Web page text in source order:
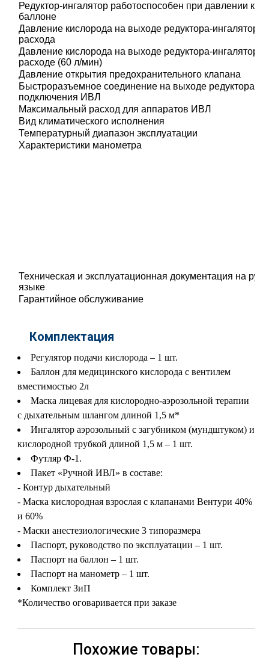
Редуктор-ингалятор работоспособен при давлении
баллоне
Давление кислорода на выходе редуктора-ингалятора
расхода
Давление кислорода на выходе редуктора-ингалятора
расходе (60 л/мин)
Давление открытия предохранительного клапана
Быстроразъемное соединение на выходе редуктора
подключения ИВЛ
Максимальный расход для аппаратов ИВЛ
Вид климатического исполнения
Температурный диапазон эксплуатации
Характеристики манометра
Техническая и эксплуатационная документация на
языке
Гарантийное обслуживание
Комплектация
Регулятор подачи кислорода – 1 шт.
Баллон для медицинского кислорода с вентилем
вместимостью 2л
Маска лицевая для кислородно-аэрозольной терапии
с дыхательным шлангом длиной 1,5 м*
Ингалятор аэрозольный с загубником (мундштуком) и
кислородной трубкой длиной 1,5 м – 1 шт.
Футляр Ф-1.
Пакет «Ручной ИВЛ» в составе:
- Контур дыхательный
- Маска кислородная взрослая с клапанами Вентури 40%
и 60%
- Маски анестезиологические 3 типоразмера
Паспорт, руководство по эксплуатации – 1 шт.
Паспорт на баллон – 1 шт.
Паспорт на манометр – 1 шт.
Комплект ЗиП
*Количество оговаривается при заказе
Похожие товары: